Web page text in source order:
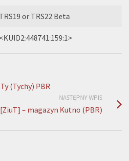
TRS19 or TRS22 Beta
<KUID2:448741:159:1>
(Tychy) PBR
NASTĘPNY WPIS
[ZiuT] – magazyn Kutno (PBR)